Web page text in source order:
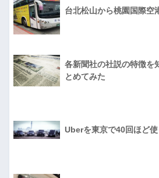
台北松山から桃園国際空
各新聞社の社説の特徴を
とめてみた
Uberを東京で40回ほど